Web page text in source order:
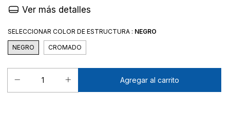
Ver más detalles
SELECCIONAR COLOR DE ESTRUCTURA : NEGRO
NEGRO CROMADO